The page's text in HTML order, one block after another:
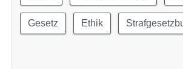
Gesetz Ethik